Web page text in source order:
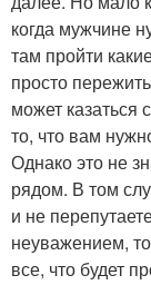
когда мужчине
там пройти
просто
может
то, что вам
Однако это не
рядом. В том
и не
неуважением,
все, что будет